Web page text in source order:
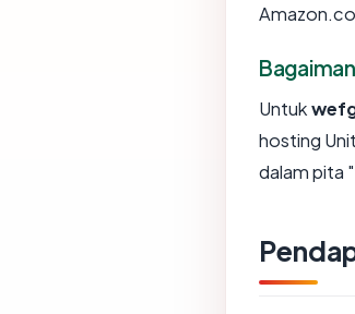
Untuk
hosting
dalam pita